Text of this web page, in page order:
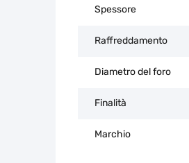
Spessore
Raffreddamento
Diametro del foro
Finalità
Marchio